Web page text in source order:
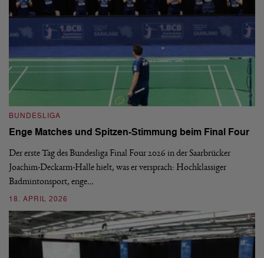
BUNDESLIGA
Enge Matches und Spitzen-Stimmung beim Final Four
Der erste Tag des Bundesliga Final Four 2026 in der Saarbrücker
Joachim-Deckarm-Halle hielt, was er versprach: Hochklassiger
Badmintonsport, enge…
18. APRIL 2026